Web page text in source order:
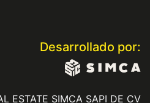
Desarrollado por:
ESTATE SIMCA SAPI DE CV